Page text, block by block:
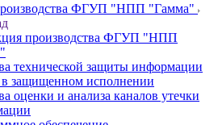
ФГУП "НПП "Гамма"
производства ФГУП "НПП
технической защиты информации
защищенном исполнении
оценки и анализа каналов утечки